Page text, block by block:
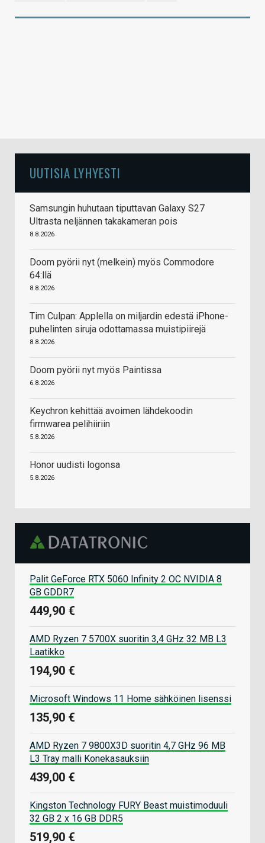
UUTISIA LYHYESTI
Samsungin huhutaan tiputtavan Galaxy S27
Ultrasta neljännen takakameran pois
8.8.2026
Doom pyörii nyt (melkein) myös Commodore
64:llä
8.8.2026
Tim Culpan: Applella on miljardin edestä iPhone-
puhelinten siruja odottamassa muistipiirejä
8.8.2026
Doom pyörii nyt myös Paintissa
6.8.2026
Keychron kehittää avoimen lähdekoodin
firmwarea pelihiiriin
5.8.2026
Honor uudisti logonsa
5.8.2026
Palit GeForce RTX 5060 Infinity 2 OC NVIDIA 8
GB GDDR7
449,90 €
AMD Ryzen 7 5700X suoritin 3,4 GHz 32 MB L3
Laatikko
194,90 €
Microsoft Windows 11 Home sähköinen lisenssi
135,90 €
AMD Ryzen 7 9800X3D suoritin 4,7 GHz 96 MB
L3 Tray malli Konekasauksiin
439,00 €
Kingston Technology FURY Beast muistimoduuli
32 GB 2 x 16 GB DDR5
519,90 €